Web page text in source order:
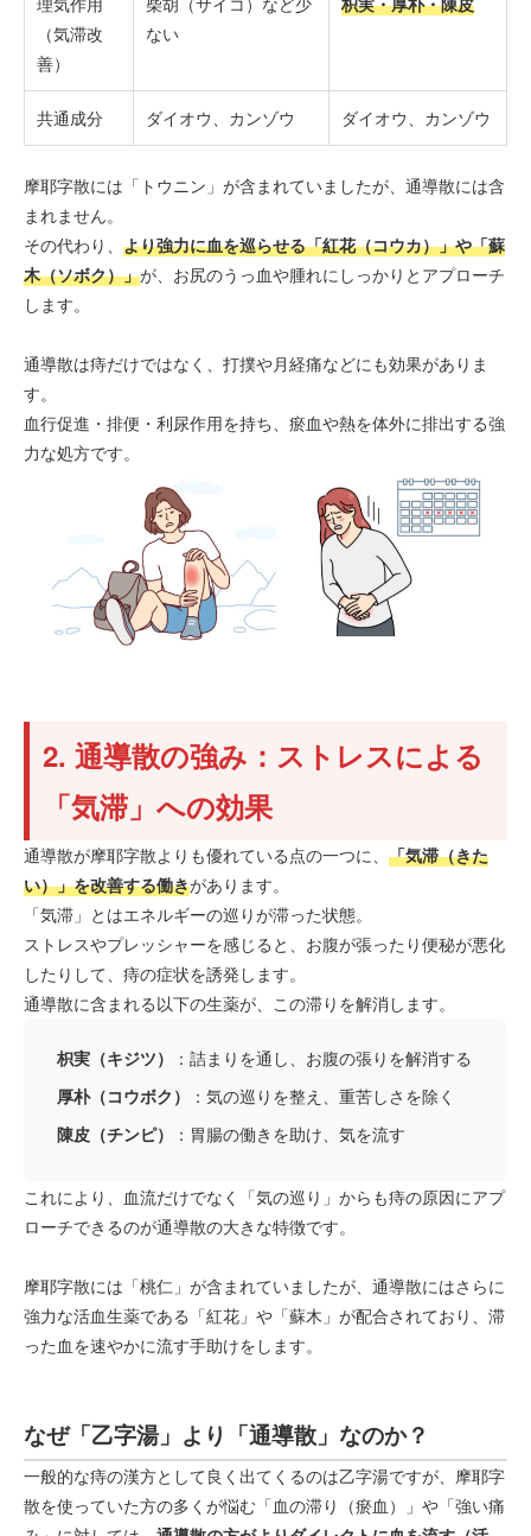
（気滞改
善）
ない
共通成分 ダイオウ、カンゾウ ダイオウ、カンゾウ
摩耶字散には「トウニン」が含まれていましたが、通導散には含
まれません。
その代わり、 より強力に血を巡らせる「紅花（コウカ）」や「蘇
木（ソボク）」が、お尻のうっ血や腫れにしっかりとアプローチ
します。
通導散は痔だけではなく、打撲や月経痛などにも効果がありま
す。
血行促進・排便・利尿作用を持ち、瘀血や熱を体外に排出する強
力な処方です。
2. 通導散の強み：ストレスによる
「気滞」への効果
通導散が摩耶字散よりも優れている点の一つに、 「気滞（きた
い）」を改善する働きがあります。
「気滞」とはエネルギーの巡りが滞った状態。
ストレスやプレッシャーを感じると、お腹が張ったり便秘が悪化
したりして、痔の症状を誘発します。
通導散に含まれる以下の生薬が、この滞りを解消します。
枳実（キジツ）
：詰まりを通し、お腹の張りを解消する
厚朴（コウボク）
：気の巡りを整え、重苦しさを除く
陳皮（チンピ）
：胃腸の働きを助け、気を流す
これにより、血流だけでなく「気の巡り」からも痔の原因にアプ
ローチできるのが通導散の大きな特徴です。
摩耶字散には「桃仁」が含まれていましたが、通導散にはさらに
強力な活血生薬である「紅花」や「蘇木」が配合されており、滞
った血を速やかに流す手助けをします。
なぜ「乙字湯」より「通導散」なのか？
一般的な痔の漢方として良く出てくるのは乙字湯ですが、摩耶字
散を使っていた方の多くが悩む「血の滞り（瘀血）」や「強い痛